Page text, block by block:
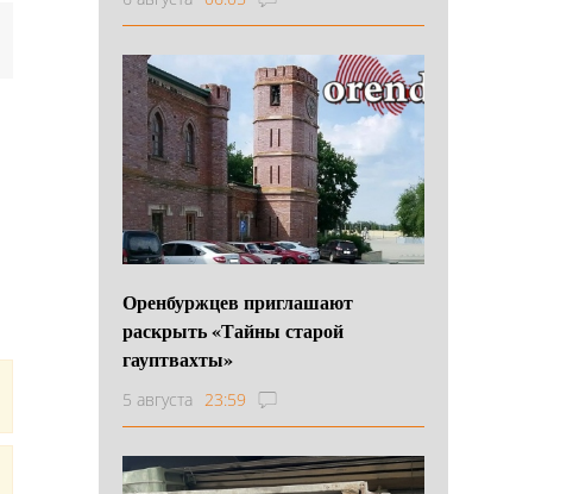
Оренбуржцев приглашают
раскрыть «Тайны старой
гауптвахты»
5 августа 23:59